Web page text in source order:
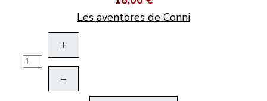
Les aventöres de Conni
+
–